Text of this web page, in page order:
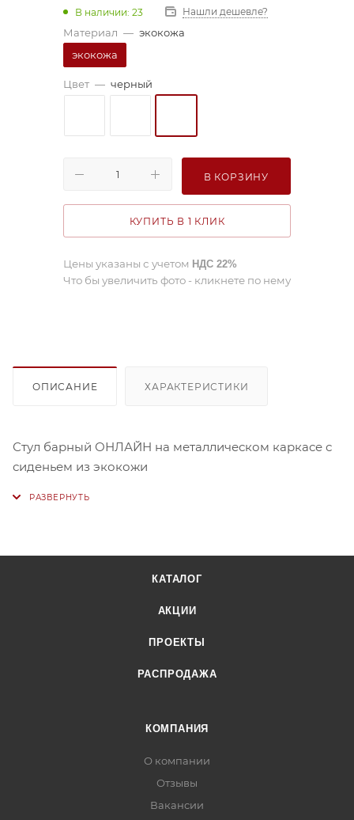
В наличии: 23 Нашли дешевле?
Материал — экокожа
экокожа
Цвет — черный
В КОРЗИНУ
КУПИТЬ В 1 КЛИК
Цены указаны с учетом НДС 22%
Что бы увеличить фото - кликнете по нему
ОПИСАНИЕ ХАРАКТЕРИСТИКИ
Стул барный ОНЛАЙН на металлическом каркасе с
сиденьем из экокожи
КАТАЛОГ
АКЦИИ
ПРОЕКТЫ
РАСПРОДАЖА
КОМПАНИЯ
О компании
Отзывы
Вакансии